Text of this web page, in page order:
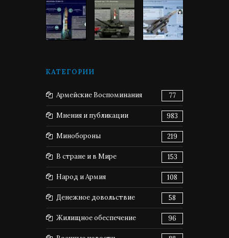
КАТЕГОРИИ
Армейские Воспоминания 77
Мнения и публикации 983
Минобороны 219
В стране и в Мире 153
Народ и Армия 108
Денежное довольствие 58
Жилищное обеспечение 96